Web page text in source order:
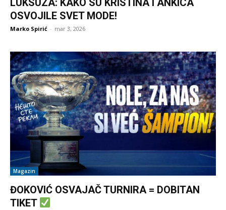
LUKSUZA: KAKO SU KRISTINA I ANKICA
OSVOJILE SVET MODE!
Marko Spirić - mar 3, 2026
Magazin
ĐOKOVIĆ OSVAJAČ TURNIRA = DOBITAN
TIKET